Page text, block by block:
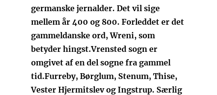
germanske jernalder. Det vil sige
mellem år 400 og 800. Forleddet er det
gammeldanske ord, Wreni, som
betyder hingst.Vrensted sogn er
omgivet af en del sogne fra gammel
tid.Furreby, Børglum, Stenum, Thise,
Vester Hjermitslev og Ingstrup. Særlig